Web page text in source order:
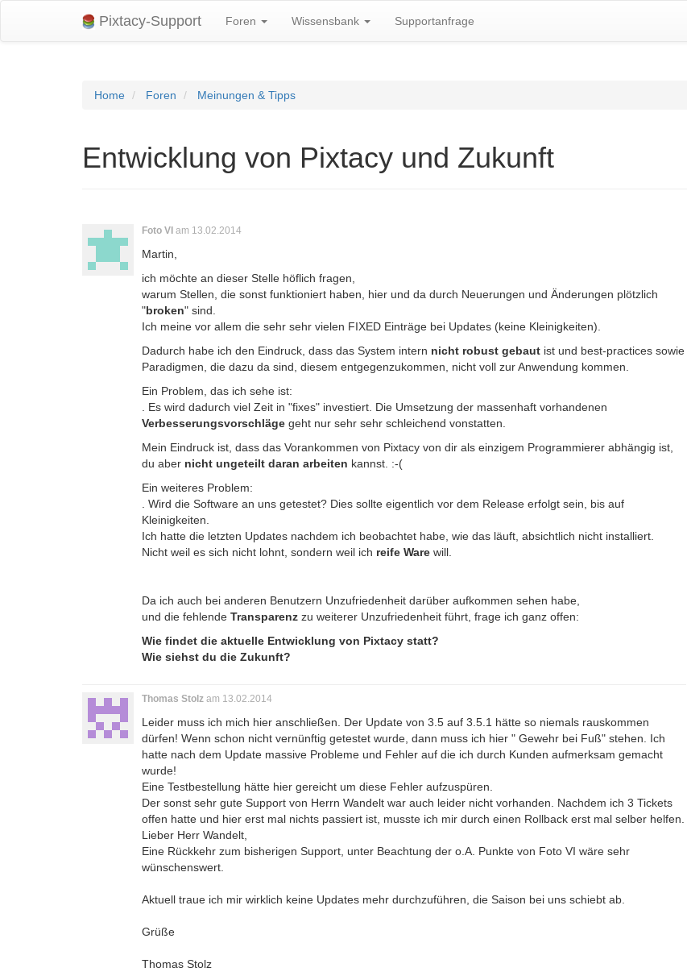
Pixtacy-Support Foren Wissensbank Supportanfrage
Home Foren Meinungen & Tipps
Entwicklung von Pixtacy und Zukunft
Foto VI am 13.02.2014
Martin,
ich möchte an dieser Stelle höflich fragen,
warum Stellen, die sonst funktioniert haben, hier und da durch Neuerungen und Änderungen plötzlich
"broken" sind.
Ich meine vor allem die sehr sehr vielen FIXED Einträge bei Updates (keine Kleinigkeiten).
Dadurch habe ich den Eindruck, dass das System intern nicht robust gebaut ist und best-practices sowie
Paradigmen, die dazu da sind, diesem entgegenzukommen, nicht voll zur Anwendung kommen.
Ein Problem, das ich sehe ist:
. Es wird dadurch viel Zeit in "fixes" investiert. Die Umsetzung der massenhaft vorhandenen
Verbesserungsvorschläge geht nur sehr sehr schleichend vonstatten.
Mein Eindruck ist, dass das Vorankommen von Pixtacy von dir als einzigem Programmierer abhängig ist,
du aber nicht ungeteilt daran arbeiten kannst. :-(
Ein weiteres Problem:
. Wird die Software an uns getestet? Dies sollte eigentlich vor dem Release erfolgt sein, bis auf
Kleinigkeiten.
Ich hatte die letzten Updates nachdem ich beobachtet habe, wie das läuft, absichtlich nicht installiert.
Nicht weil es sich nicht lohnt, sondern weil ich reife Ware will.
Da ich auch bei anderen Benutzern Unzufriedenheit darüber aufkommen sehen habe,
und die fehlende Transparenz zu weiterer Unzufriedenheit führt, frage ich ganz offen:
Wie findet die aktuelle Entwicklung von Pixtacy statt?
Wie siehst du die Zukunft?
Thomas Stolz am 13.02.2014
Leider muss ich mich hier anschließen. Der Update von 3.5 auf 3.5.1 hätte so niemals rauskommen
dürfen! Wenn schon nicht vernünftig getestet wurde, dann muss ich hier " Gewehr bei Fuß" stehen. Ich
hatte nach dem Update massive Probleme und Fehler auf die ich durch Kunden aufmerksam gemacht
wurde!
Eine Testbestellung hätte hier gereicht um diese Fehler aufzuspüren.
Der sonst sehr gute Support von Herrn Wandelt war auch leider nicht vorhanden. Nachdem ich 3 Tickets
offen hatte und hier erst mal nichts passiert ist, musste ich mir durch einen Rollback erst mal selber helfen.
Lieber Herr Wandelt,
Eine Rückkehr zum bisherigen Support, unter Beachtung der o.A. Punkte von Foto VI wäre sehr
wünschenswert.
Aktuell traue ich mir wirklich keine Updates mehr durchzuführen, die Saison bei uns schiebt ab.
Grüße
Thomas Stolz